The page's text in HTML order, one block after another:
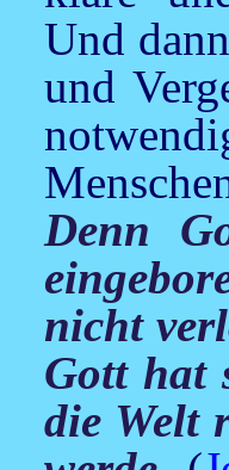
Und
und
Denn
nicht
Gott hat
die Welt